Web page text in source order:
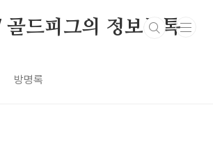
골드피그의 정보톡톡
방명록